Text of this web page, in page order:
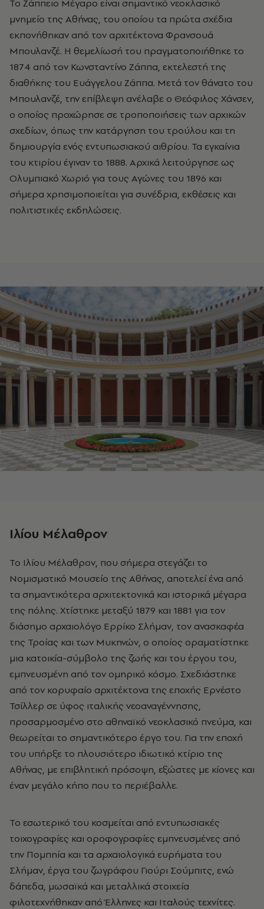
Το Ζάππειο Μέγαρο είναι σημαντικό νεοκλασικό
μνημείο της Αθήνας, του οποίου τα πρώτα σχέδια
εκπονήθηκαν από τον αρχιτέκτονα Φρανσουά
Μπουλανζέ. Η θεμελίωσή του πραγματοποιήθηκε το
1874 από τον Κωνσταντίνο Ζάππα, εκτελεστή της
διαθήκης του Ευάγγελου Ζάππα. Μετά τον θάνατο του
Μπουλανζέ, την επίβλεψη ανέλαβε ο Θεόφιλος Χάνσεν,
ο οποίος προχώρησε σε τροποποιήσεις των αρχικών
σχεδίων, όπως την κατάργηση του τρούλου και τη
δημιουργία ενός εντυπωσιακού αιθρίου. Τα εγκαίνια
του κτιρίου έγιναν το 1888. Αρχικά λειτούργησε ως
Ολυμπιακό Χωριό για τους Αγώνες του 1896 και
σήμερα χρησιμοποιείται για συνέδρια, εκθέσεις και
πολιτιστικές εκδηλώσεις.
Ιλίου Μέλαθρον
Το Ιλίου Μέλαθρον, που σήμερα στεγάζει το
Νομισματικό Μουσείο της Αθήνας, αποτελεί ένα από
τα σημαντικότερα αρχιτεκτονικά και ιστορικά μέγαρα
της πόλης. Χτίστηκε μεταξύ 1879 και 1881 για τον
διάσημο αρχαιολόγο Ερρίκο Σλήμαν, τον ανασκαφέα
της Τροίας και των Μυκηνών, ο οποίος οραματίστηκε
μια κατοικία-σύμβολο της ζωής και του έργου του,
εμπνευσμένη από τον ομηρικό κόσμο. Σχεδιάστηκε
από τον κορυφαίο αρχιτέκτονα της εποχής Ερνέστο
Τσίλλερ σε ύφος ιταλικής νεοαναγέννησης,
προσαρμοσμένο στο αθηναϊκό νεοκλασικό πνεύμα, και
θεωρείται το σημαντικότερο έργο του. Για την εποχή
του υπήρξε το πλουσιότερο ιδιωτικό κτίριο της
Αθήνας, με επιβλητική πρόσοψη, εξώστες με κίονες και
έναν μεγάλο κήπο που το περιέβαλλε.
Το εσωτερικό του κοσμείται από εντυπωσιακές
τοιχογραφίες και οροφογραφίες εμπνευσμένες από
την Πομπηία και τα αρχαιολογικά ευρήματα του
Σλήμαν, έργα του ζωγράφου Γιούρι Σούμπιτς, ενώ
δάπεδα, μωσαϊκά και μεταλλικά στοιχεία
φιλοτεχνήθηκαν από Έλληνες και Ιταλούς τεχνίτες.